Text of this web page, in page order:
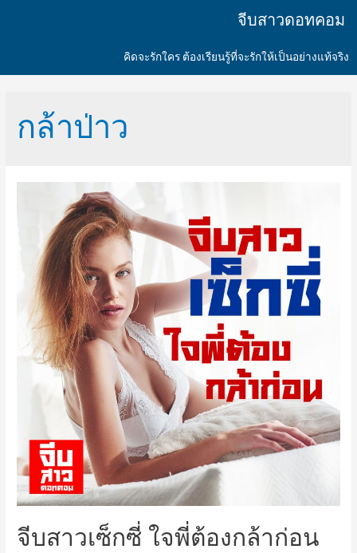
จีบสาวดอทคอม
คิดจะรักใคร ต้องเรียนรู้ที่จะรักให้เป็นอย่างแท้จริง
กล้าป่าว
จีบสาวเซ็กซี่ ใจพี่ต้องกล้าก่อน